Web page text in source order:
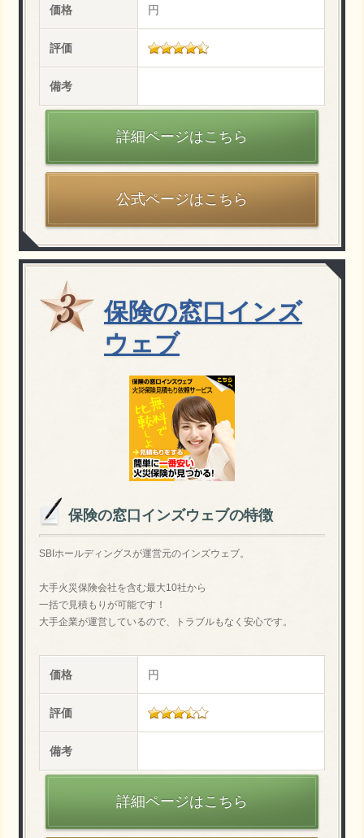
価格 円
評価
備考
詳細ページはこちら
公式ページはこちら
保険の窓口インズ
ウェブ
保険の窓口インズウェブの特徴
SBIホールディングスが運営元のインズウェブ。
大手火災保険会社を含む最大10社から
一括で見積もりが可能です！
大手企業が運営しているので、トラブルもなく安心です。
価格 円
評価
備考
詳細ページはこちら